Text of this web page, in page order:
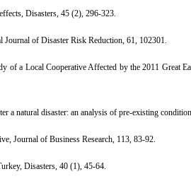
Disasters, 45 (2), 296-323.
Journal of Disaster Risk Reduction, 61, 102301.
a Local Cooperative Affected by the 2011 Great
natural disaster: an analysis of pre-existing
Journal of Business Research, 113, 83-92.
Disasters, 40 (1), 45-64.